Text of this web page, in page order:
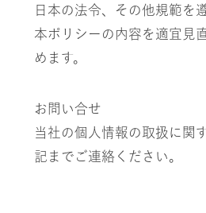
日本の法令、その他規範を
本ポリシーの内容を適宜見
めます。
お問い合せ
当社の個人情報の取扱に関
記までご連絡ください。